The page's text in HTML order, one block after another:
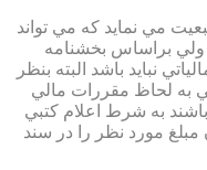
مي نمايد كه مي تواند
ولي براساس بخشنامه
نبايد باشد البته بنظر
به لحاظ مقررات مالي
به شرط اعلام كتبي
مورد نظر را در سند